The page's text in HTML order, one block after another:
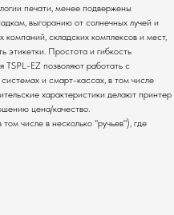
печати, менее подвержены
выгоранию от солнечных лучей и
складских комплексов и мест,
этикетки. Простота и гибкость
TSPL-EZ позволяют работать с
и смарт-кассах, в том числе
характеристики делают принтер
цена/качество.
числе в несколько "ручьев"), где